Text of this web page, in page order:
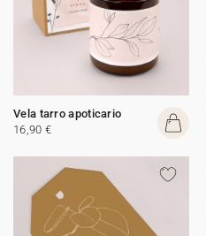
Vela tarro apoticario
16,90 €